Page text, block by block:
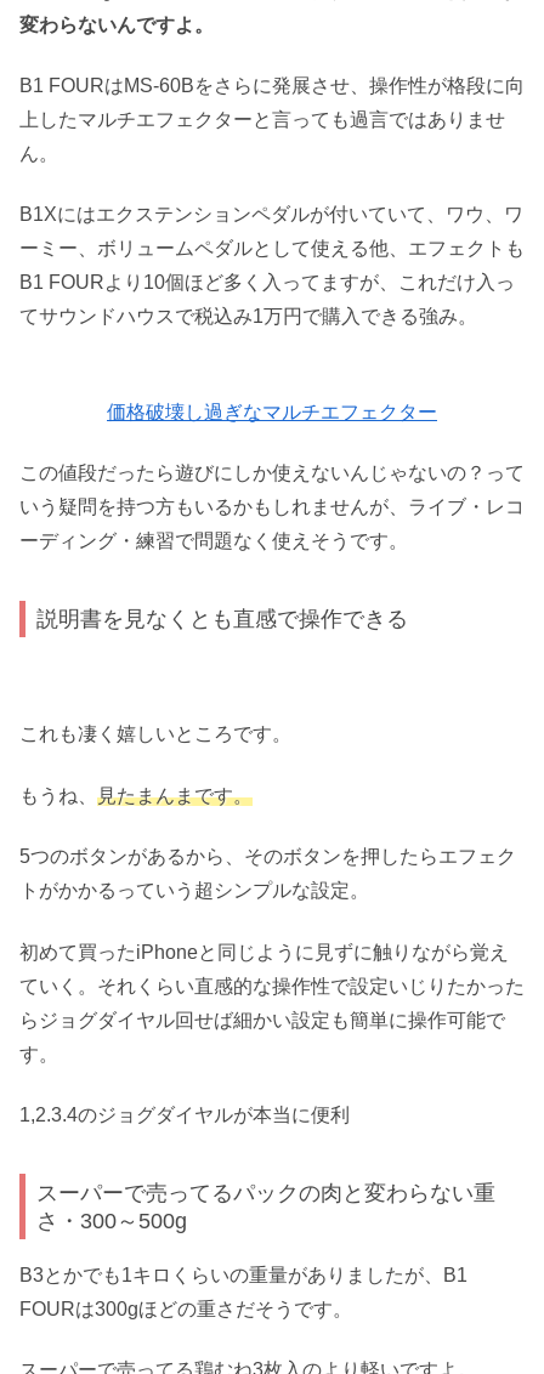
変わらないんですよ。
B1 FOURはMS-60Bをさらに発展させ、操作性が格段に向
上したマルチエフェクターと言っても過言ではありませ
ん。
B1Xにはエクステンションペダルが付いていて、ワウ、ワ
ーミー、ボリュームペダルとして使える他、エフェクトも
B1 FOURより10個ほど多く入ってますが、これだけ入っ
てサウンドハウスで税込み1万円で購入できる強み。
価格破壊し過ぎなマルチエフェクター
この値段だったら遊びにしか使えないんじゃないの？って
いう疑問を持つ方もいるかもしれませんが、ライブ・レコ
ーディング・練習で問題なく使えそうです。
説明書を見なくとも直感で操作できる
これも凄く嬉しいところです。
もうね、 見たまんまです。
5つのボタンがあるから、そのボタンを押したらエフェク
トがかかるっていう超シンプルな設定。
初めて買ったiPhoneと同じように見ずに触りながら覚え
ていく。それくらい直感的な操作性で設定いじりたかった
らジョグダイヤル回せば細かい設定も簡単に操作可能で
す。
1,2.3.4のジョグダイヤルが本当に便利
スーパーで売ってるパックの肉と変わらない重
さ・300～500g
B3とかでも1キロくらいの重量がありましたが、B1
FOURは300gほどの重さだそうです。
スーパーで売ってる鶏むね3枚入のより軽いですよ。